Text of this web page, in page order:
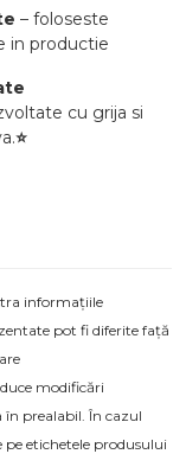
– foloseste
in productie
cu grija si
⭐
informațiile
pot fi diferite față
modificări
în prealabil. În cazul
etichetele produsului